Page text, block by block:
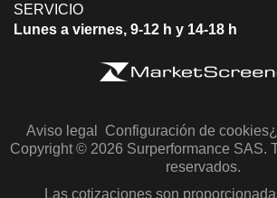
SERVICIO
Lunes a viernes, 9-12 h y 14-18 h
Aviso legal Configuración de cookies
Copyright © 2026 Surperformance SAS.
reservados.
Las cotizaciones son